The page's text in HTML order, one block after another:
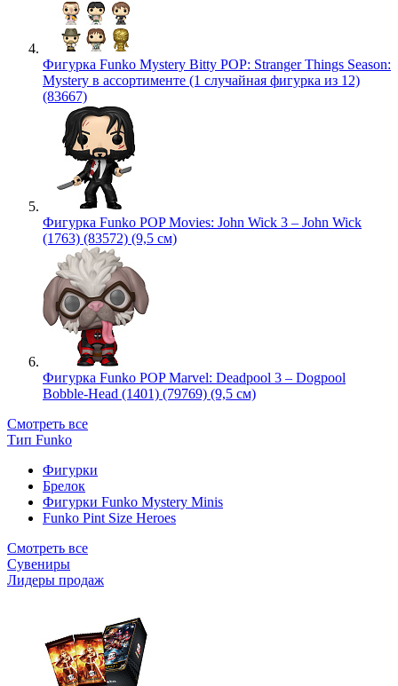
Фигурка Funko Mystery Bitty POP: Stranger Things Season:
Mystery в ассортименте (1 случайная фигурка из 12)
(83667)
Фигурка Funko POP Movies: John Wick 3 – John Wick
(1763) (83572) (9,5 см)
Фигурка Funko POP Marvel: Deadpool 3 – Dogpool
Bobble-Head (1401) (79769) (9,5 см)
Смотреть все
Тип Funko
Фигурки
Брелок
Фигурки Funko Mystery Minis
Funko Pint Size Heroes
Смотреть все
Сувениры
Лидеры продаж